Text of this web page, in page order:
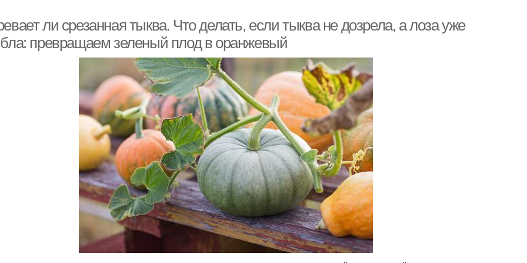
ли срезанная тыква. Что делать, если тыква не дозрела, а лоза уже
превращаем зеленый плод в оранжевый